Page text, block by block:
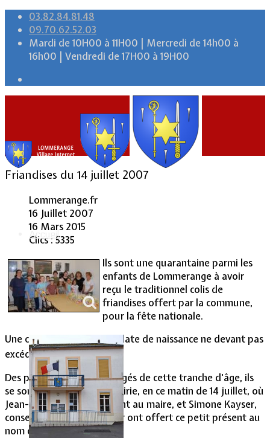
03.82.84.81.48
09.70.62.52.03
Mardi de 10H00 à 11H00 | Mercredi de 14h00 à
16h00 | Vendredi de 17H00 à 19H00
Accueil
Vie Municipale
Friandises du 14 juillet 2007
Lommerange.fr
16 Juillet 2007
16 Mars 2015
Clics : 5335
Ils sont une quarantaine parmi les
enfants de Lommerange à avoir
reçu le traditionnel colis de
friandises offert par la commune,
pour la fête nationale.
Une condition à cela: une date de naissance ne devant pas
excéder le 1erjanvier 1993.
Des plus jeunes aux plus âgés de cette tranche d'âge, ils
se sont donc rendus en mairie, en ce matin de 14 juillet, où
Jean-Claude Rodicq, adjoint au maire, et Simone Kayser,
conseillère municipale, leur ont offert ce petit présent au
nom de la collectivité.